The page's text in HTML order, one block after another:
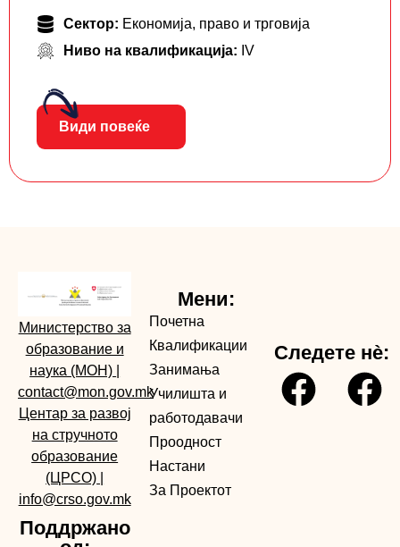
Сектор: Економија, право и трговија
Ниво на квалификација: IV
Види повеќе
Министерство за
образование и
наука (МОН)
contact@mon.gov.mk
Центар за развој
на стручното
образование
(ЦРСО)
info@crso.gov.mk
Поддржано
Мени:
Почетна
Квалификации
Занимања
Училишта и
работодавачи
Проодност
Настани
За Проектот
Следете нè: